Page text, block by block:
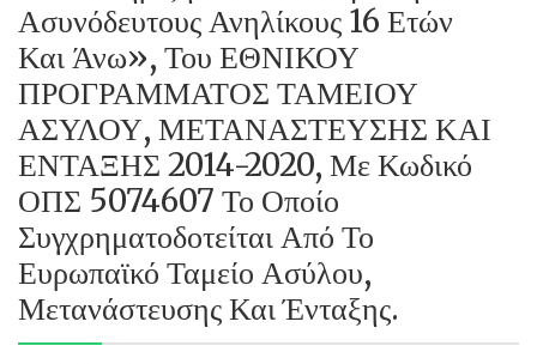
Ασυνόδευτους Ανηλίκους 16 Ετών
Και Άνω», Του ΕΘΝΙΚΟΥ
ΠΡΟΓΡΑΜΜΑΤΟΣ ΤΑΜΕΙΟΥ
ΑΣΥΛΟΥ, ΜΕΤΑΝΑΣΤΕΥΣΗΣ ΚΑΙ
ΕΝΤΑΞΗΣ 2014-2020, Με Κωδικό
ΟΠΣ 5074607 Το Οποίο
Συγχρηματοδοτείται Από Το
Ευρωπαϊκό Ταμείο Ασύλου,
Μετανάστευσης Και Ένταξης.